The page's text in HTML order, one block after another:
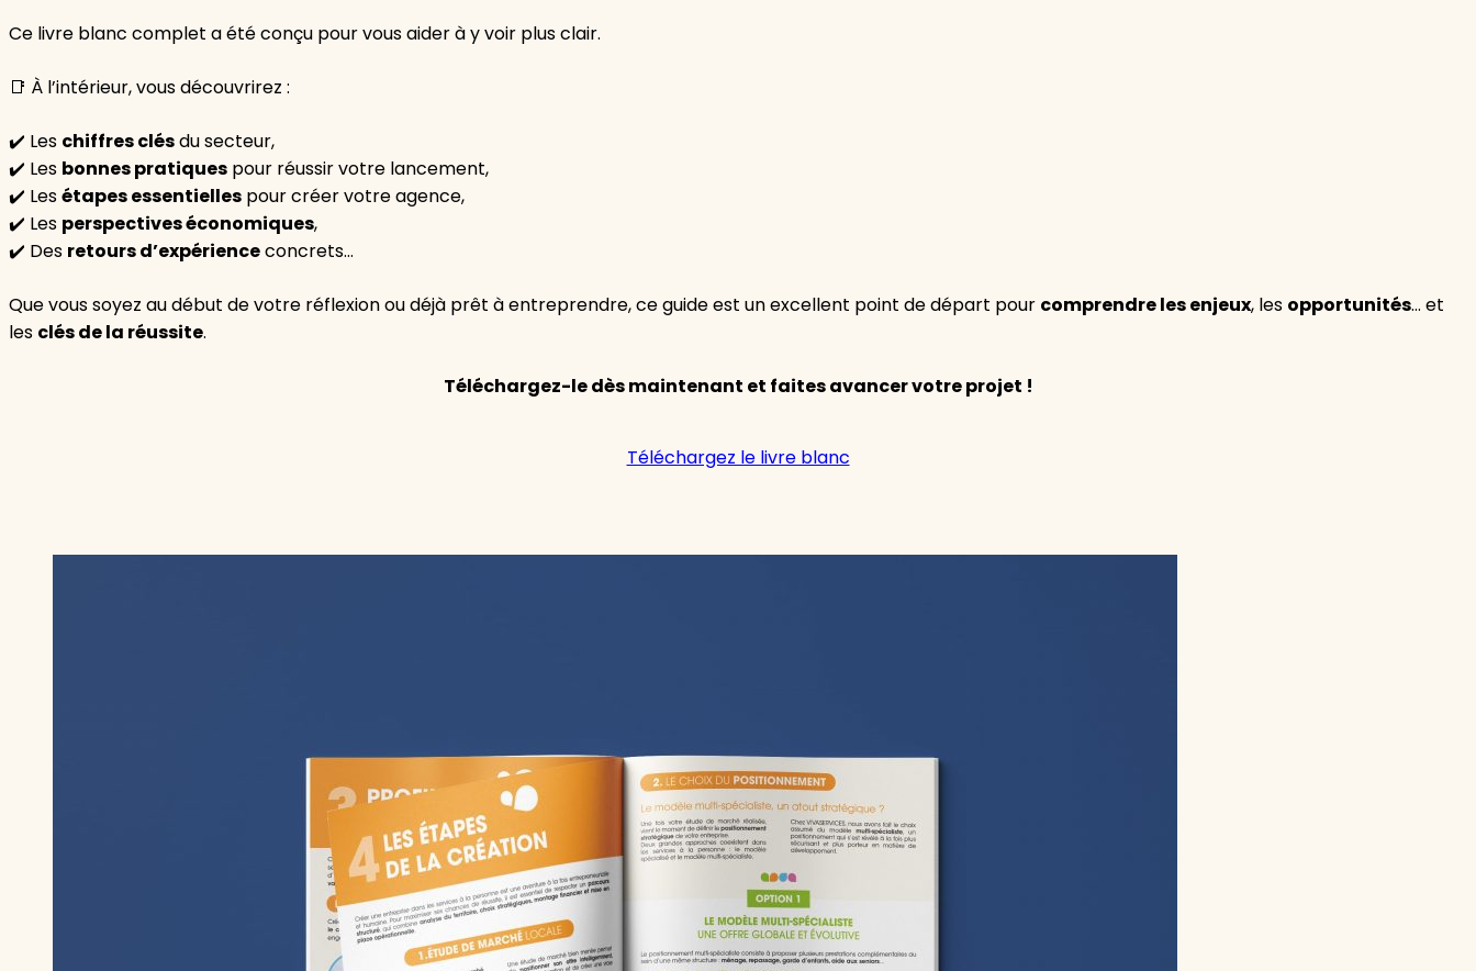
Ce livre blanc complet a été conçu pour vous aider à y voir plus clair.
📑 À l’intérieur, vous découvrirez :
✔️ Les chiffres clésdu secteur,
✔️ Les bonnes pratiques pour réussir votre lancement,
✔️ Lesétapes essentielles pour créer votre agence,
✔️ Les perspectives économiques,
✔️ Des retours d’expérienceconcrets…
Que vous soyez au début de votre réflexion ou déjà prêt à entreprendre, ce guide est un excellent point de départ pour comprendre les enjeux, les opportunités… et
les clés de la réussite.
Téléchargez-le dès maintenant et faites avancer votre projet !
Téléchargez le livre blanc